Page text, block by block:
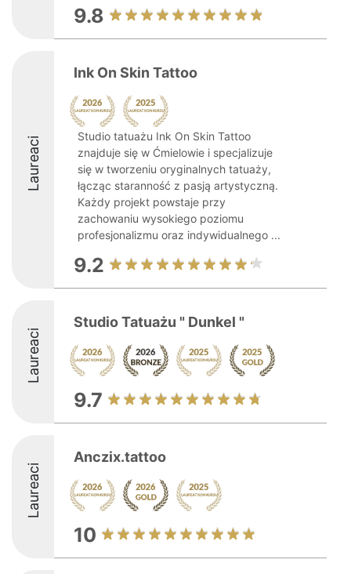
9.8
Laureaci
Ink On Skin Tattoo
Studio tatuażu Ink On Skin Tattoo
znajduje się w Ćmielowie i specjalizuje
się w tworzeniu oryginalnych tatuaży,
łącząc staranność z pasją artystyczną.
Każdy projekt powstaje przy
zachowaniu wysokiego poziomu
profesjonalizmu oraz indywidualnego ...
9.2
Laureaci
Studio Tatuażu " Dunkel "
9.7
Laureaci
Anczix.tattoo
10